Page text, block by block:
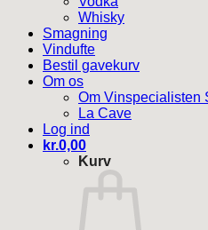
Whisky
Smagning
Vindufte
Bestil gavekurv
Om os
Om Vinspecialisten
La Cave
Log ind
kr.0,00
Kurv